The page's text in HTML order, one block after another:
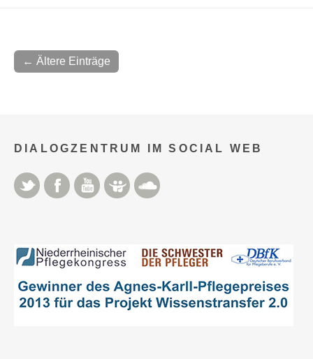
← Ältere Einträge
DIALOGZENTRUM IM SOCIAL WEB
Twitter FacebookYouTubeSlideshare